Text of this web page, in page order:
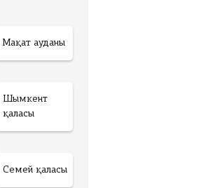
Мақат ауданы
Шымкент
қаласы
Семей қаласы